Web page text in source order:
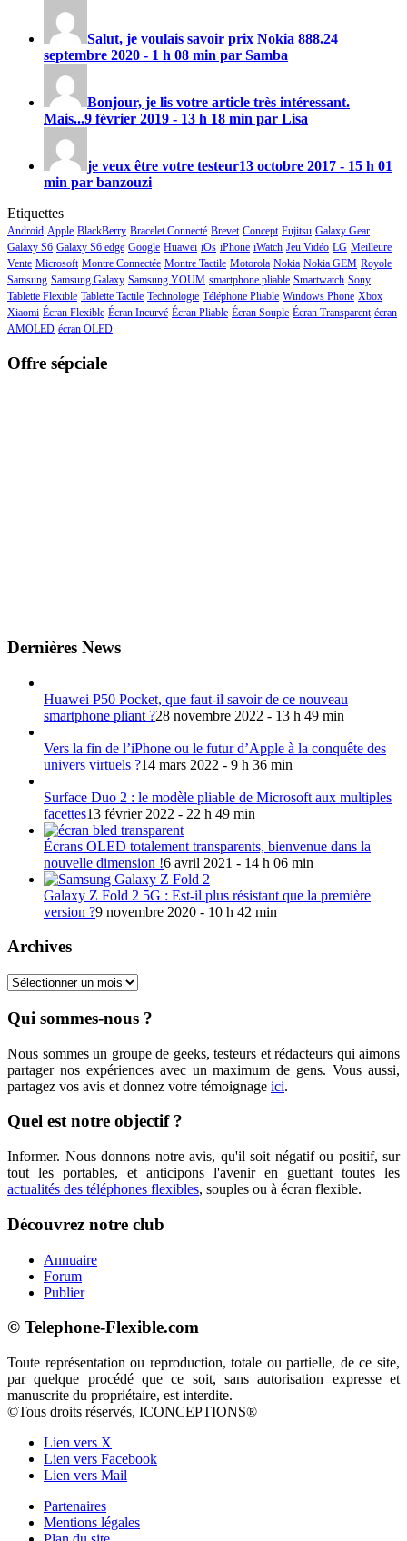
Salut, je voulais savoir prix Nokia 888.24
septembre 2020 - 1 h 08 min par Samba
Bonjour, je lis votre article très intéressant.
Mais...9 février 2019 - 13 h 18 min par Lisa
je veux être votre testeur13 octobre 2017 - 15 h 01
min par banzouzi
Etiquettes
Android Apple BlackBerry Bracelet Connecté Brevet Concept Fujitsu Galaxy Gear
Galaxy S6 Galaxy S6 edge Google Huawei iOs iPhone iWatch Jeu Vidéo LG Meilleure
Vente Microsoft Montre Connectée Montre Tactile Motorola Nokia Nokia GEM Royole
Samsung Samsung Galaxy Samsung YOUM smartphone pliable Smartwatch Sony
Tablette Flexible Tablette Tactile Technologie Téléphone Pliable Windows Phone Xbox
Xiaomi Écran Flexible Écran Incurvé Écran Pliable Écran Souple Écran Transparent écran
AMOLED écran OLED
Offre sépciale
Dernières News
Huawei P50 Pocket, que faut-il savoir de ce nouveau
smartphone pliant ?28 novembre 2022 - 13 h 49 min
Vers la fin de l’iPhone ou le futur d’Apple à la conquête des
univers virtuels ?14 mars 2022 - 9 h 36 min
Surface Duo 2 : le modèle pliable de Microsoft aux multiples
facettes13 février 2022 - 22 h 49 min
Écrans OLED totalement transparents, bienvenue dans la
nouvelle dimension !6 avril 2021 - 14 h 06 min
Galaxy Z Fold 2 5G : Est-il plus résistant que la première
version ?9 novembre 2020 - 10 h 42 min
Archives
Archives
Qui sommes-nous ?
Nous sommes un groupe de geeks, testeurs et rédacteurs qui aimons
partager nos expériences avec un maximum de gens. Vous aussi,
partagez vos avis et donnez votre témoignage ici.
Quel est notre objectif ?
Informer. Nous donnons notre avis, qu'il soit négatif ou positif, sur
tout les portables, et anticipons l'avenir en guettant toutes les
actualités des téléphones flexibles, souples ou à écran flexible.
Découvrez notre club
Annuaire
Forum
Publier
© Telephone-Flexible.com
Toute représentation ou reproduction, totale ou partielle, de ce site,
par quelque procédé que ce soit, sans autorisation expresse et
manuscrite du propriétaire, est interdite.
©Tous droits réservés, ICONCEPTIONS®
Lien vers X
Lien vers Facebook
Lien vers Mail
Partenaires
Mentions légales